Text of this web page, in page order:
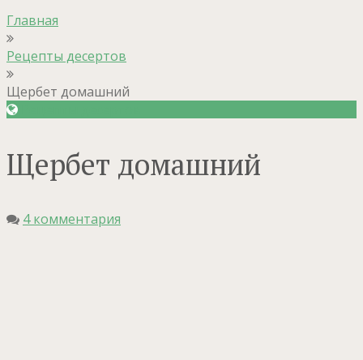
Главная
Рецепты десертов
Щербет домашний
Щербет домашний
4 комментария